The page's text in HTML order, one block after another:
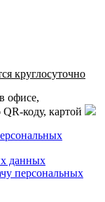
круглосуточно
офисе,
коду, картой
данных
персональных